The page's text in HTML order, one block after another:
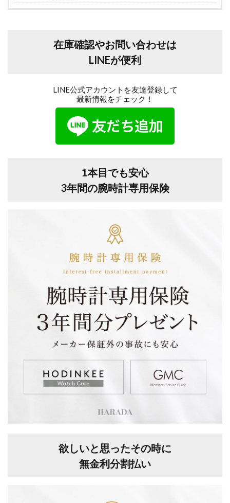
在庫確認やお問い合わせは
LINEが便利
LINE公式アカウントを友達登録して
最新情報をチェック！
1本目でも安心
3年間の腕時計専用保険
欲しいと思ったその時に
無金利分割払い